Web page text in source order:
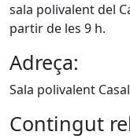
sala polivalent del
partir de les 9 h.
Adreça:
Sala polivalent
Contingut